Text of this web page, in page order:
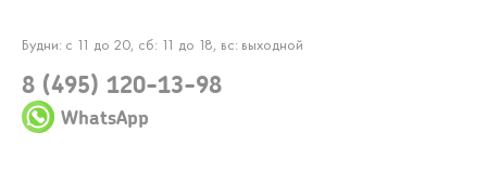
Будни: с 11 до 20, сб: 11 до 18, вс: выходной
8 (495) 120-13-98
WhatsApp